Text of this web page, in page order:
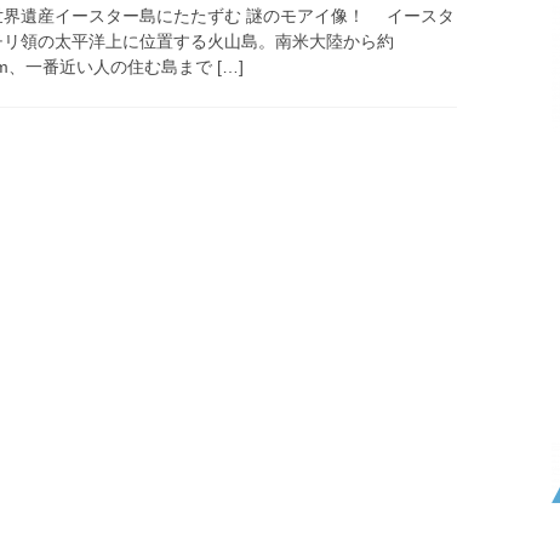
遺産イースター島にたたずむ 謎のモアイ像！ イースタ
領の太平洋上に位置する火山島。南米大陸から約
、一番近い人の住む島まで […]